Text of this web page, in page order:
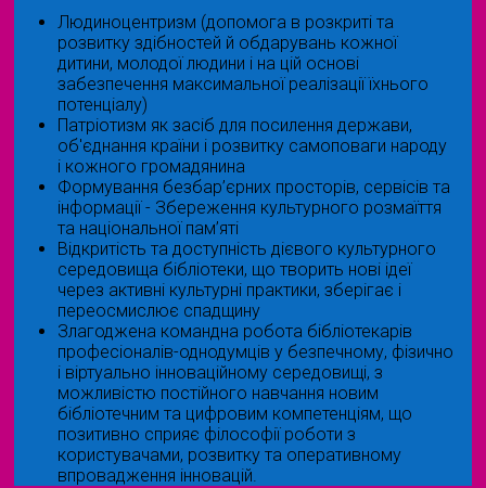
Людиноцентризм (допомога в розкриті та
розвитку здібностей й обдарувань кожної
дитини, молодої людини і на цій основі
забезпечення максимальної реалізації їхнього
потенціалу)
Патріотизм як засіб для посилення держави,
об'єднання країни і розвитку самоповаги народу
і кожного громадянина
Формування безбар’єрних просторів, сервісів та
інформації - Збереження культурного розмаїття
та національної пам’яті
Відкритість та доступність дієвого культурного
середовища бібліотеки, що творить нові ідеї
через активні культурні практики, зберігає і
переосмислює спадщину
Злагоджена командна робота бібліотекарів
професіоналів-однодумців у безпечному, фізично
і віртуально інноваційному середовищі, з
можливістю постійного навчання новим
бібліотечним та цифровим компетенціям, що
позитивно сприяє філософії роботи з
користувачами, розвитку та оперативному
впровадження інновацій.